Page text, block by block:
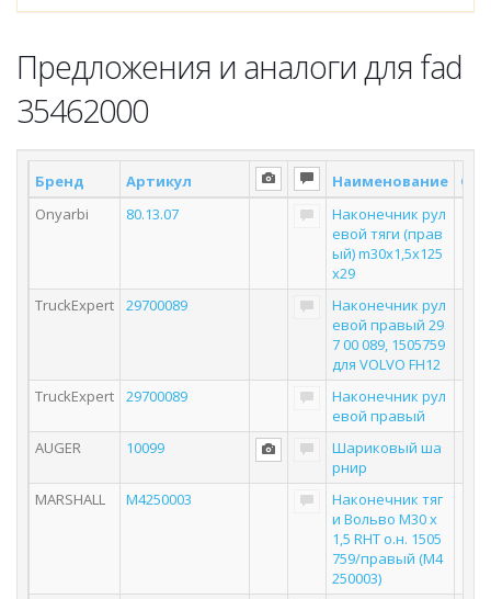
Предложения и аналоги для fad
35462000
Бренд Артикул Наименование
Onyarbi
80.13.07
Наконечник рул
евой тяги (прав
ый) m30x1,5x125
x29
TruckExpert
29700089
Наконечник рул
евой правый 29
7 00 089, 1505759
для VOLVO FH12
TruckExpert
29700089
Наконечник рул
евой правый
AUGER
10099
Шариковый ша
рнир
MARSHALL
M4250003
Наконечник тяг
и Вольво M30 x
1,5 RHT о.н. 1505
759/правый (M4
250003)